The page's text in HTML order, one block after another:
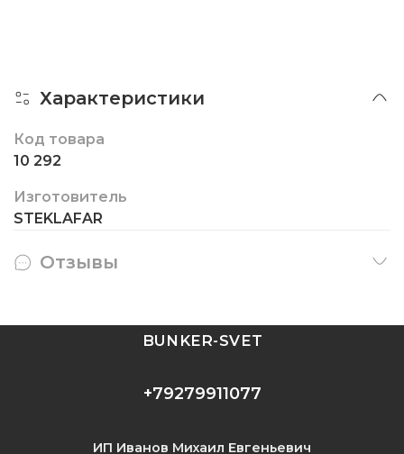
Характеристики
Код товара
10 292
Изготовитель
STEKLAFAR
Отзывы
+79279911077
BUNKER-SVET
ИП Иванов Михаил Евгеньевич